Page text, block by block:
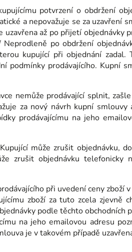
potvrzení o obdržení
a nepovažuje se za uzavření
až po přijetí objednávky
po obdržení
kupující při objednání zadal.
podmínky prodávajícího. Kupní
nemůže prodávající splnit,
za nový návrh kupní
prodávajícímu na jeho
může zrušit objednávku,
zrušit objednávku
při uvedení ceny zboží
zboží za tuto zcela zjevně
podle těchto obchodních
na jeho emailovou adresu
je v takovém případě